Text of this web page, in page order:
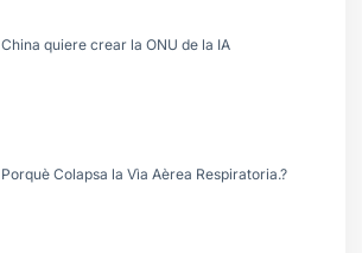
China quiere crear la ONU de la IA
Porquè Colapsa la Vìa Aèrea Respiratoria.?